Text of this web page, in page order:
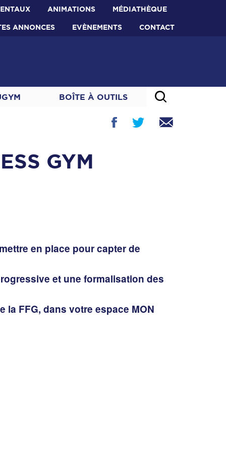
ANIMATIONS MÉDIATHÈQUE
ANNONCES EVÈNEMENTS CONTACT
BOÎTE À OUTILS
GYM
en place pour capter de
et une formalisation des
la FFG, dans votre espace MON